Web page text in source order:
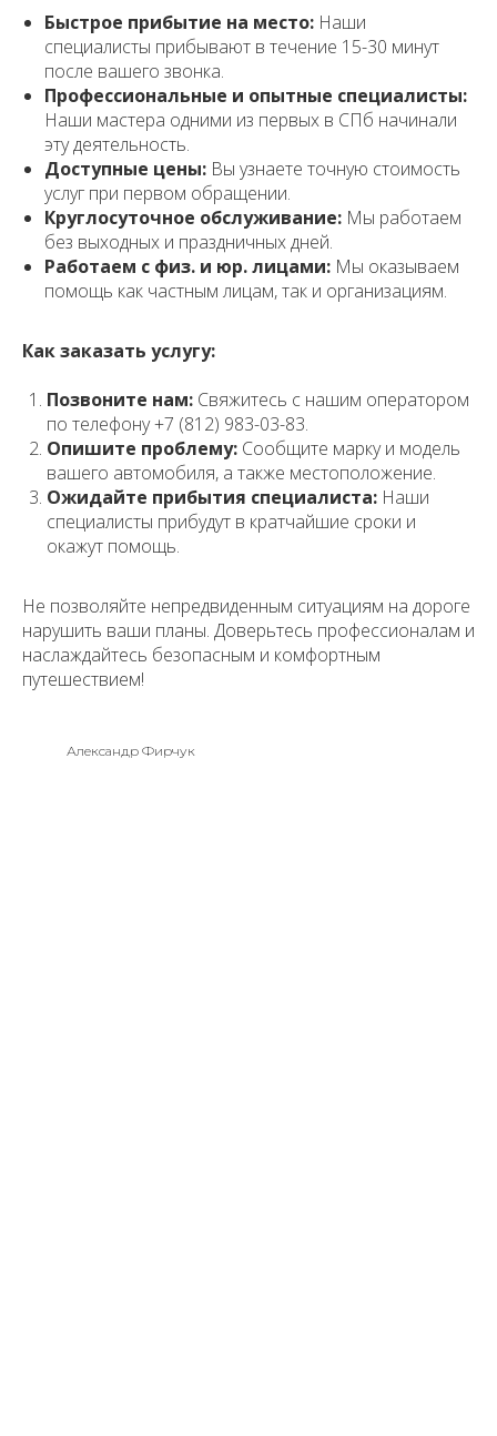
Быстрое прибытие на место: Наши
специалисты прибывают в течение 15-30 минут
после вашего звонка.
Профессиональные и опытные специалисты:
Наши мастера одними из первых в СПб начинали
эту деятельность.
Доступные цены: Вы узнаете точную стоимость
услуг при первом обращении.
Круглосуточное обслуживание: Мы работаем
без выходных и праздничных дней.
Работаем с физ. и юр. лицами: Мы оказываем
помощь как частным лицам, так и организациям.
Как заказать услугу:
Позвоните нам: Свяжитесь с нашим оператором
по телефону +7 (812) 983-03-83.
Опишите проблему: Сообщите марку и модель
вашего автомобиля, а также местоположение.
Ожидайте прибытия специалиста: Наши
специалисты прибудут в кратчайшие сроки и
окажут помощь.
Не позволяйте непредвиденным ситуациям на дороге
нарушить ваши планы. Доверьтесь профессионалам и
наслаждайтесь безопасным и комфортным
путешествием!
Александр Фирчук